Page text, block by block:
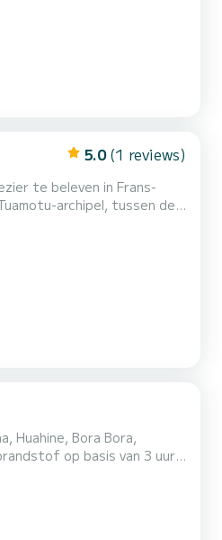
5.0 (1 reviews)
Huahine, Bora Bora,